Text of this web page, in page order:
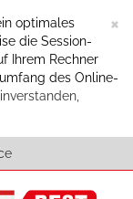
×
optimales
die Session-
Ihrem Rechner
des Online-